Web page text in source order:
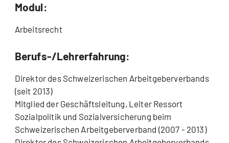
Modul:
Arbeitsrecht
Berufs-/Lehrerfahrung:
Direktor des Schweizerischen Arbeitgeberverbands
(seit 2013)
Mitglied der Geschäftsleitung, Leiter Ressort
Sozialpolitik und Sozialversicherung beim
Schweizerischen Arbeitgeberverband (2007 - 2013)